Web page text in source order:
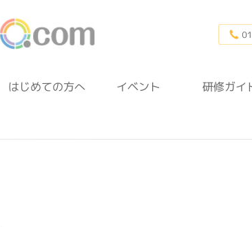
幼稚園研修.com
はじめての方へ イベント 研修ガイ